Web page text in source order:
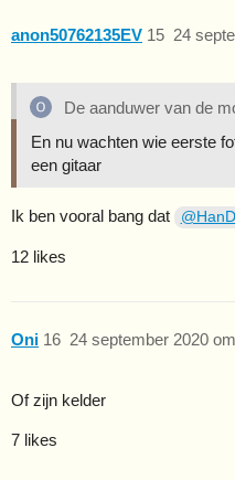
anon50762135EV 24
15
De aanduwer van de
En nu wachten wie eerste
een gitaar
Ik ben vooral bang dat
12 likes
Oni 24 september 2020
16
Of zijn kelder
7 likes